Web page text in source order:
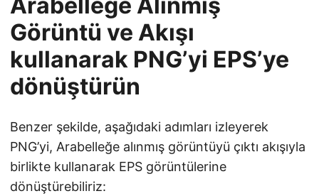
Görüntü ve Akışı
kullanarak PNG’yi EPS’ye
dönüştürün
Benzer şekilde, aşağıdaki adımları izleyerek
PNG’yi, Arabelleğe alınmış görüntüyü çıktı akışıyla
birlikte kullanarak EPS görüntülerine
dönüştürebiliriz: